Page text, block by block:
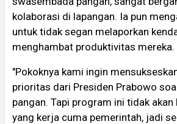
kolaborasi di lapangan. Ia pun
untuk tidak segan melaporkan
menghambat produktivitas mereka.
"Pokoknya kami ingin
prioritas dari Presiden Prabowo
pangan. Tapi program ini tidak akan
yang kerja cuma pemerintah, jadi